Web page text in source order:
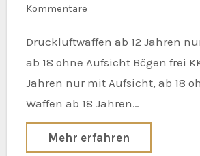
Kommentare
Druckluftwaffen ab 12 Jahren nur mit Aufsicht,
ab 18 ohne Aufsicht Bögen frei
Jahren nur mit Aufsicht, ab 18
Waffen ab 18 Jahren…
Mehr erfahren